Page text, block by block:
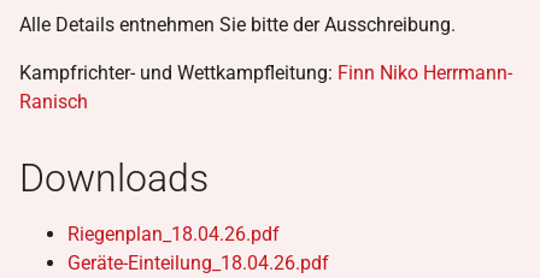
Alle Details entnehmen Sie bitte der Ausschreibung.
Kampfrichter- und Wettkampfleitung: Finn Niko Herrmann-
Ranisch
Downloads
Riegenplan_18.04.26.pdf
Geräte-Einteilung_18.04.26.pdf